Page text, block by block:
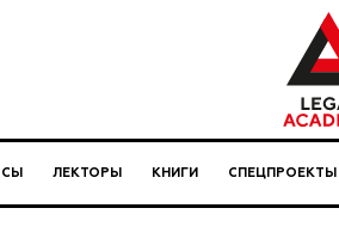
ЛЕКТОРЫ КНИГИ СПЕЦПРОЕКТЫ